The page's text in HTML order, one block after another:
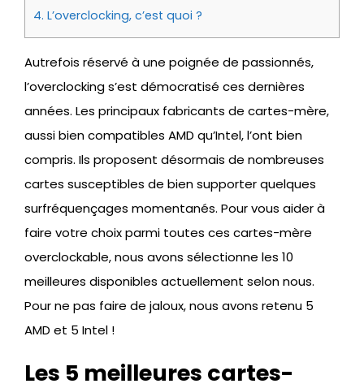
4. L’overclocking, c’est quoi ?
Autrefois réservé à une poignée de passionnés,
l’overclocking s’est démocratisé ces dernières
années. Les principaux fabricants de cartes-mère,
aussi bien compatibles AMD qu’Intel, l’ont bien
compris. Ils proposent désormais de nombreuses
cartes susceptibles de bien supporter quelques
surfréquençages momentanés. Pour vous aider à
faire votre choix parmi toutes ces cartes-mère
overclockable, nous avons sélectionne les 10
meilleures disponibles actuellement selon nous.
Pour ne pas faire de jaloux, nous avons retenu 5
AMD et 5 Intel !
Les 5 meilleures cartes-